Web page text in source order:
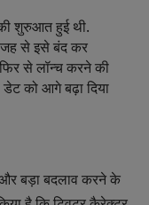
शुरुआत हुई थी.
से इसे बंद कर
से लॉन्च करने की
को आगे बढ़ा दिया
बड़ा बदलाव करने के